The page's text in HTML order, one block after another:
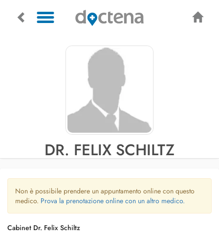
DR. FELIX SCHILTZ
Non è possibile prendere un appuntamento online con questo
medico. Prova la prenotazione online con un altro medico.
Cabinet Dr. Felix Schiltz